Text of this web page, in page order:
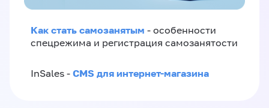
Как стать самозанятым - особенности
спецрежима и регистрация самозанятости
InSales - CMS для интернет-магазина